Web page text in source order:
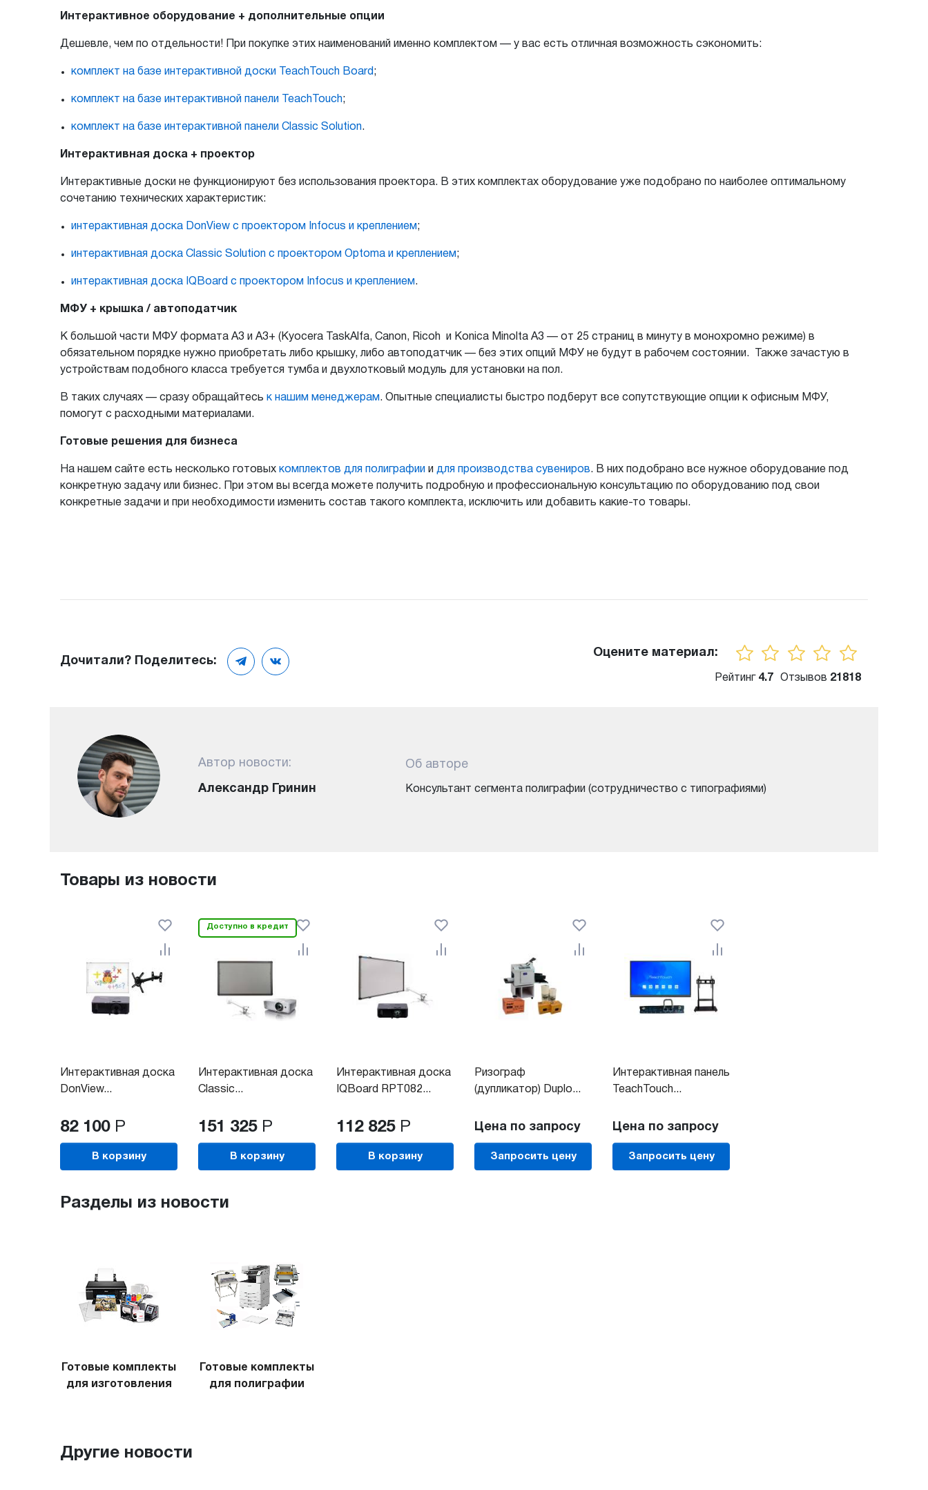
Интерактивное оборудование + дополнительные опции
Дешевле, чем по отдельности! При покупке этих наименований именно комплектом — у вас есть отличная возможность сэкономить:
комплект на базе интерактивной доски TeachTouch Board ;
комплект на базе интерактивной панели TeachTouch;
комплект на базе интерактивной панели Classic Solution.
Интерактивная доска + проектор
Интерактивные доски не функционируют без использования проектора. В этих комплектах оборудование уже подобрано по наиболее оптимальному
сочетанию технических характеристик:
интерактивная доска DonView с проектором Infocus и креплением;
интерактивная доска Classic Solution с проектором Optoma и креплением;
интерактивная доска IQBoard с проектором Infocus и креплением.
МФУ + крышка / автоподатчик
К большой части МФУ формата А3 и А3+ (Kyocera TaskAlfa, Canon, Ricoh и Konica Minolta A3 — от 25 страниц в минуту в монохромно режиме) в
обязательном порядке нужно приобретать либо крышку, либо автоподатчик — без этих опций МФУ не будут в рабочем состоянии. Также зачастую в
устройствам подобного класса требуется тумба и двухлотковый модуль для установки на пол.
В таких случаях — сразу обращайтесь к нашим менеджерам. Опытные специалисты быстро подберут все сопутствующие опции к офисным МФУ,
помогут с расходными материалами.
Готовые решения для бизнеса
На нашем сайте есть несколько готовых комплектов для полиграфии и для производства сувениров. В них подобрано все нужное оборудование под
конкретную задачу или бизнес. При этом вы всегда можете получить подробную и профессиональную консультацию по оборудованию под свои
конкретные задачи и при необходимости изменить состав такого комплекта, исключить или добавить какие-то товары.
Дочитали? Поделитесь:
Оцените материал:
Рейтинг 4.7 Отзывов 21818
Автор новости:
Александр Гринин
Об авторе
Консультант сегмента полиграфии (сотрудничество с типографиями)
Товары из новости
Интерактивная доска
DonView...
82 100 Р
В корзину
Доступно в кредит
Интерактивная доска
Classic...
151 325 Р
В корзину
Интерактивная доска
IQBoard RPT082...
112 825 Р
В корзину
Ризограф
(дупликатор) Duplo...
Цена по запросу
Запросить цену
Интерактивная панель
TeachTouch...
Цена по запросу
Запросить цену
Разделы из новости
Готовые комплекты
для изготовления
Готовые комплекты
для полиграфии
Другие новости